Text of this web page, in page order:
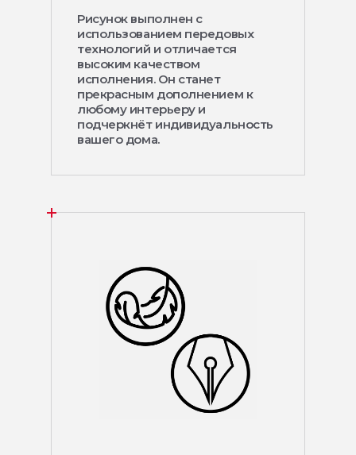
Рисунок выполнен с
использованием передовых
технологий и отличается
высоким качеством
исполнения. Он станет
прекрасным дополнением к
любому интерьеру и
подчеркнёт индивидуальность
вашего дома.